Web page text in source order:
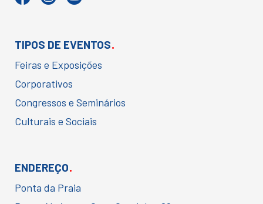
TIPOS DE EVENTOS.
Feiras e Exposições
Corporativos
Congressos e Seminários
Culturais e Sociais
ENDEREÇO.
Ponta da Praia